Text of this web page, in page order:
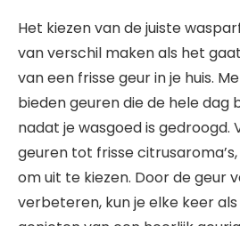
Het kiezen van de juiste
van verschil maken als het
van een frisse geur in je huis.
bieden geuren die de hele dag
nadat je wasgoed is gedroogd.
geuren tot frisse
om uit te kiezen. Door de geur
verbeteren, kun je elke keer